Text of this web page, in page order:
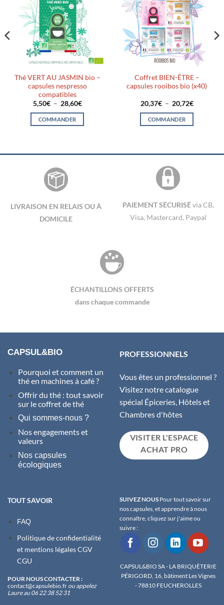
d’envies
Thé VERT AU JASMIN bio –
capsules nespresso
compatibles
5,50€ – 28,60€Plage
prix :
COMMANDER
a
variations.
Les
options
peuvent
être
d’envies
Coffret BIEN-ÊTRE –
capsules rooibos bio (x40)
20,37€ – 20,72€Plage
COMMANDER
a
variations.
Les
peuvent
être
LIVRAISON EN RELAIS OU À
DOMICILE
PAIEMENT SÉCURISÉvia CB,
Visa, Mastercard, Paypal
ÉCHANTILLONS OFFERTS
dans chaque commande
CAPSUL&BIO
Pourquoi et comment un
thé en machines à café ?
Offrir du thé : tout savoir
sur le coffret de thé
Qui sommes-nous ?
Nos engagements et
valeurs
Nos capsules
écologiques
PROFESSIONNELS
Vous êtes un professionnel ?
Visitez notre catalogue
spécial Épiceries, Hôtels et
Chambres d'hôtes
VISITER L'ESPACE
ACHAT PRO
TOUT SAVOIR
FAQ
Politique de confidentialité
et mentions légalesCGV
CGU
POUR NOUS CONTACTER :
contact@capsulebio.fr ou appelez
Laure au 06 22 38 52 31
SUIVEZ NOUS Pour tout savoir sur
nos capsules, et apprendre à nous
connaître, cliquez sur j'aime ou
suivre :
CAPSUL&BIO SA - LA BRIQUÈTERIE
PÉRIGORD, 16, bâtiment Les Vignes
- 78810 FEUCHEROLLES